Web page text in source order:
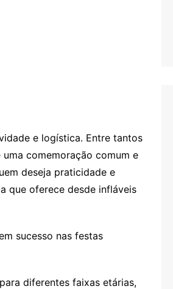
e logística. Entre tantos
comemoração comum e
deseja praticidade e
que oferece desde infláveis
sucesso nas festas
diferentes faixas etárias,